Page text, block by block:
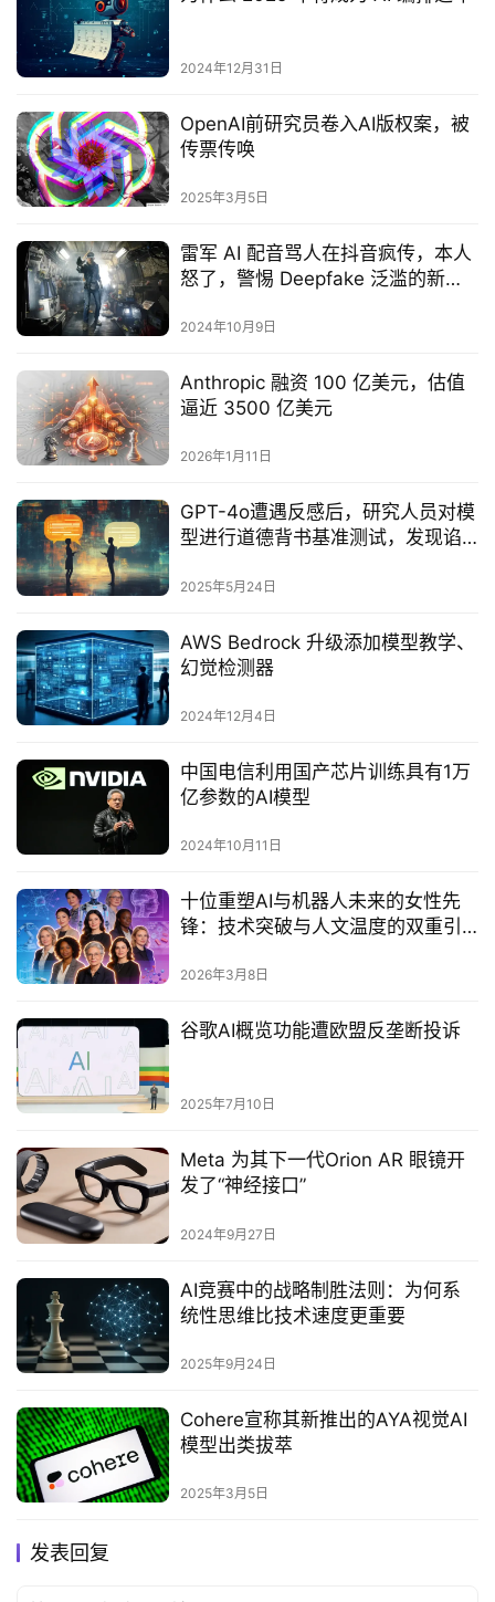
2024年12月31日
OpenAI前研究员卷入AI版权案，被
传票传唤‌
2025年3月5日
雷军 AI 配音骂人在抖音疯传，本人
怒了，警惕 Deepfake 泛滥的新时
2024年10月9日
Anthropic 融资 100 亿美元，估值
逼近 3500 亿美元
2026年1月11日
GPT-4o遭遇反感后，研究人员对模
型进行道德背书基准测试，发现谄
2025年5月24日
AWS Bedrock 升级添加模型教学、
幻觉检测器
2024年12月4日
中国电信利用国产芯片训练具有1万
亿参数的AI模型
2024年10月11日
十位重塑AI与机器人未来的女性先
锋：技术突破与人文温度的双重引
2026年3月8日
谷歌AI概览功能遭欧盟反垄断投诉
2025年7月10日
Meta 为其下一代Orion AR 眼镜开
发了“神经接口”
2024年9月27日
AI竞赛中的战略制胜法则：为何系
统性思维比技术速度更重要‌
2025年9月24日
Cohere宣称其新推出的AYA视觉AI
模型出类拔萃‌
2025年3月5日
发表回复